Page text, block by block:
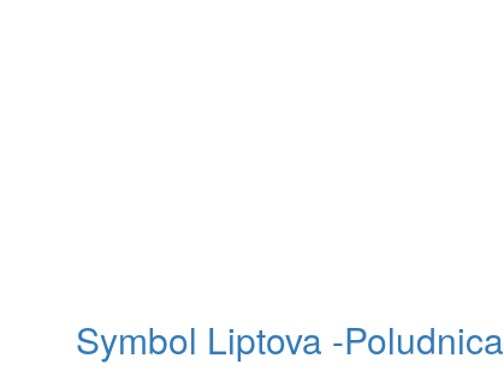
Symbol Liptova -Poludnica